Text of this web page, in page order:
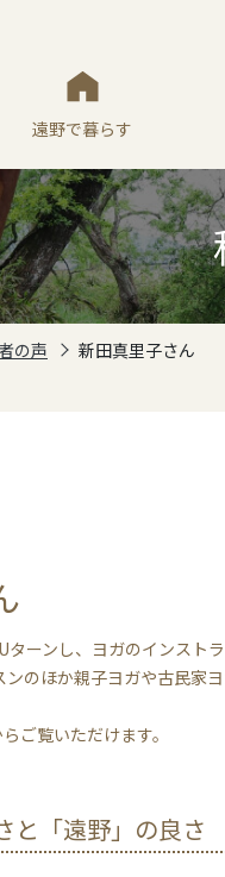
遠野で暮らす
の声 新田真里子さん
ーンし、ヨガのインスト
のほか親子ヨガや古民家
ご覧いただけます。
と「遠野」の良さ